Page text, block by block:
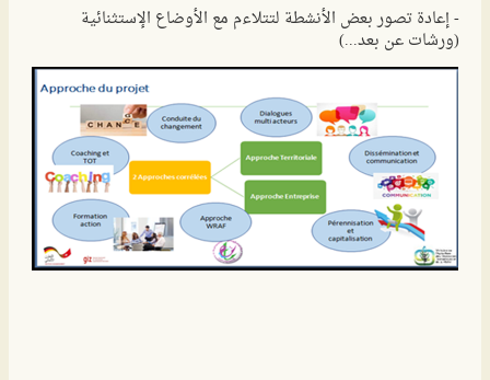
- إعادة تصور بعض الأنشطة لتتلاءم مع الأوضاع الإستثنائية
(ورشات عن بعد...)